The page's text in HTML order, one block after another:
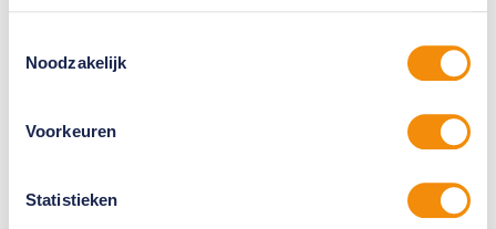
Noodzakelijk
Voorkeuren
Statistieken